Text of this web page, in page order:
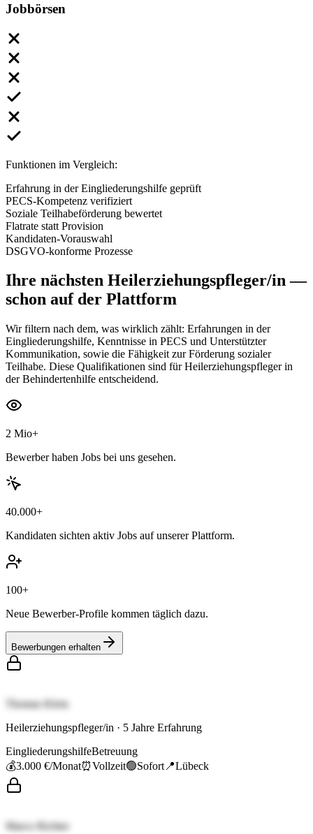
Jobbörsen
Funktionen im Vergleich:
Erfahrung in der Eingliederungshilfe geprüft
PECS-Kompetenz verifiziert
Soziale Teilhabeförderung bewertet
Flatrate statt Provision
Kandidaten-Vorauswahl
DSGVO-konforme Prozesse
Ihre nächsten Heilerziehungspfleger/in—
schon auf der Plattform
Wir filtern nach dem, was wirklich zählt: Erfahrungen in der
Eingliederungshilfe, Kenntnisse in PECS und Unterstützter
Kommunikation, sowie die Fähigkeit zur Förderung sozialer
Teilhabe. Diese Qualifikationen sind für Heilerziehungspfleger in
der Behindertenhilfe entscheidend.
2 Mio+
Bewerber haben Jobs bei uns gesehen.
40.000+
Kandidaten sichten aktiv Jobs auf unserer Plattform.
100+
Neue Bewerber-Profile kommen täglich dazu.
Bewerbungen erhalten
Thomas Klein
Heilerziehungspfleger/in · 5 Jahre Erfahrung
EingliederungshilfeBetreuung
💰3.000 €/Monat⏰Vollzeit🟢Sofort 📍Lübeck
Marco Richter